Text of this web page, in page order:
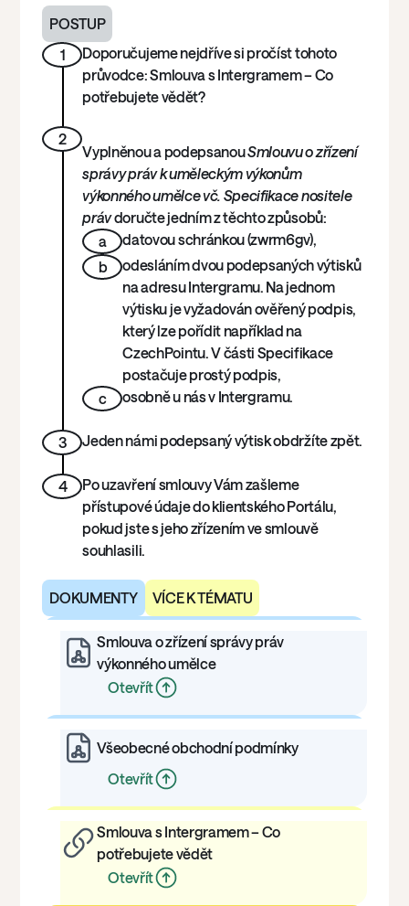
POSTUP
1
Doporučujeme nejdříve si pročíst tohoto
průvodce:Smlouva s Intergramem – Co
potřebujete vědět?
2
Vyplněnou a podepsanouSmlouvu o zřízení
správy práv k uměleckým výkonům
výkonného umělce vč. Specifikace nositele
právdoručte jedním z těchto způsobů:
a
datovou schránkou (zwrm6gv),
b
odesláním dvou podepsaných výtisků
na adresu Intergramu. Na jednom
výtisku je vyžadován ověřený podpis,
který lze pořídit například na
CzechPointu. V části Specifikace
postačuje prostý podpis,
c
osobně u nás v Intergramu.
3 Jeden námi podepsaný výtisk obdržíte zpět.
4
Po uzavření smlouvy Vám zašleme
přístupové údaje do klientského Portálu,
pokud jste s jeho zřízením ve smlouvě
souhlasili.
DOKUMENTY VÍCE K TÉMATU
Smlouva o zřízení správy práv
výkonného umělce
Otevřít
Všeobecné obchodní podmínky
Otevřít
Smlouva s Intergramem – Co
potřebujete vědět
Otevřít